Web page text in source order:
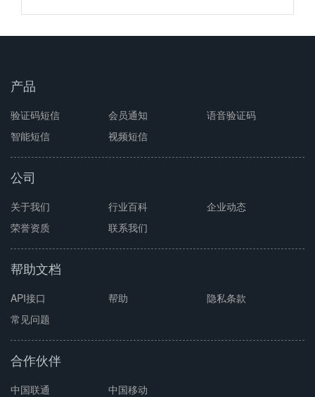
产品
验证码短信 会员通知
语音验证码
智能短信
视频短信
公司
关于我们 行业百科
企业动态
荣誉资质
联系我们
帮助文档
API接口 帮助
隐私条款
常见问题
合作伙伴
中国联通
中国移动